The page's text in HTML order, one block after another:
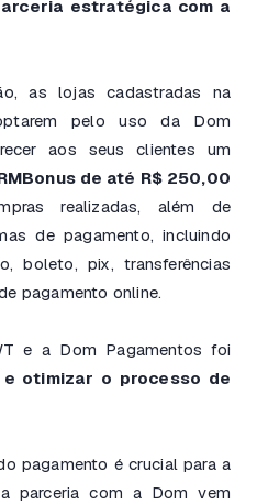
estratégica com a
as lojas cadastradas na
pelo uso da Dom
aos seus clientes um
de até R$ 250,00
realizadas, além de
de pagamento, incluindo
boleto, pix, transferências
pagamento online.
e a Dom Pagamentos foi
otimizar o processo de
pagamento é crucial para a
parceria com a Dom vem